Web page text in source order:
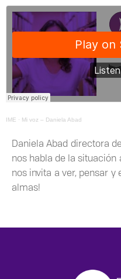
IME · Mi voz – Daniela Abad
Daniela Abad directora
nos habla de la
nos invita a ver, pensar y
almas!